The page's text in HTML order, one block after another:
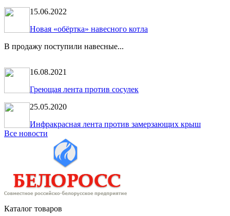
15.06.2022
Новая «обёртка» навесного котла
В продажу поступили навесные...
16.08.2021
Греющая лента против сосулек
25.05.2020
Инфракрасная лента против замерзающих крыш
Все новости
Каталог товаров